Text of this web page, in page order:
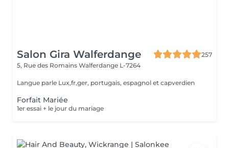
Salon Gira Walferdange
257
5, Rue des Romains Walferdange L-7264
Langue parle Lux,fr,ger, portugais, espagnol et capverdien
Forfait Mariée
1er essai + le jour du mariage